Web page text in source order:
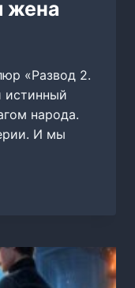
жена
«Развод 2.
истинный
народа.
И мы